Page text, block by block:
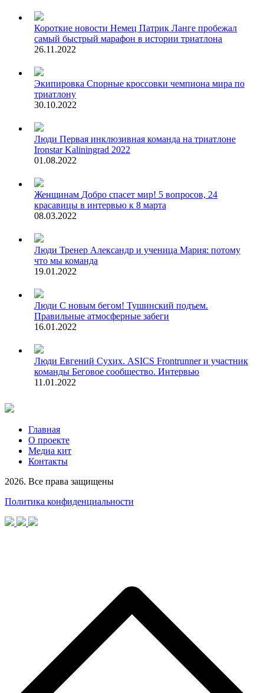
Короткие новости Немец Патрик Ланге пробежал
самый быстрый марафон в истории триатлона
26.11.2022
Экипировка Спорные кроссовки чемпиона мира по
триатлону
30.10.2022
Люди Первая инклюзивная команда на триатлоне
Ironstar Kaliningrad 2022
01.08.2022
Женщинам Добро спасет мир! 5 вопросов, 24
красавицы в интервью к 8 марта
08.03.2022
Люди Тренер Александр и ученица Мария: потому
что мы команда
19.01.2022
Люди С новым бегом! Тушинский подъем.
Правильные атмосферные забеги
16.01.2022
Люди Евгений Сухих. ASICS Frontrunner и участник
команды Беговое сообщество. Интервью
11.01.2022
Главная
О проекте
Медиа кит
Контакты
2026. Все права защищены
Политика конфиденциальности